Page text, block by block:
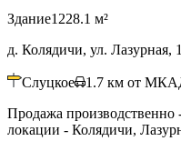
Здание1228.1 м²
д. Колядичи, ул.
Слуцкое 1.7 км от
Продажа производственно
локации - Колядичи,